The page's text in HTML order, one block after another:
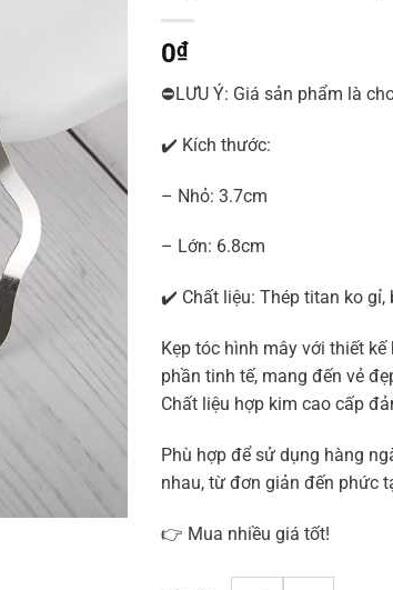
0₫
⛔LƯU Ý: Giá sản phẩm là
✔️ Kích thước:
– Nhỏ: 3.7cm
– Lớn: 6.8cm
✔️ Chất liệu: Thép titan ko gỉ,
Kẹp tóc hình mây với thiết
phần tinh tế, mang đến vẻ
Chất liệu hợp kim cao cấp
Phù hợp để sử dụng hàng
nhau, từ đơn giản đến phức
👉 Mua nhiều giá tốt!